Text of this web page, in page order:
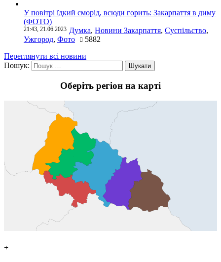
У повітрі їдкий сморід, всюди горить: Закарпаття в диму
(ФОТО)
21:43, 21.06.2023 Думка, Новини Закарпаття, Суспільство,
Ужгород, Фото
5882
Переглянути всі новини
Пошук:
Оберіть регіон на карті
+